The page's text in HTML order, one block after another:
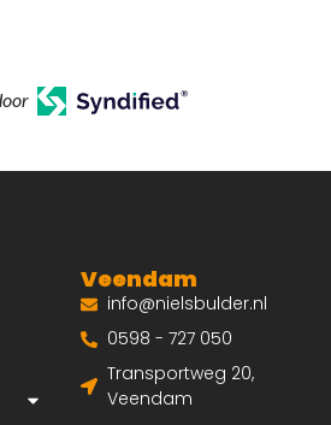
Veendam
info@nielsbulder.nl
0598 - 727 050
Transportweg 20,
Veendam